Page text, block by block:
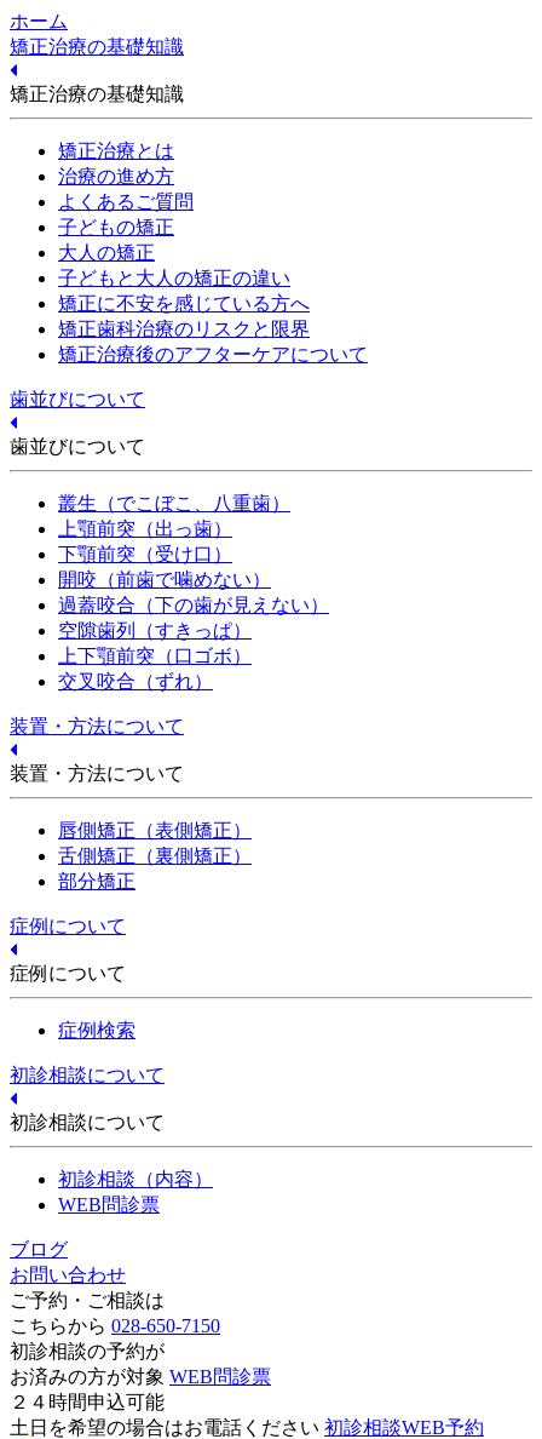
ホーム
矯正治療の基礎知識
矯正治療の基礎知識
矯正治療とは
治療の進め方
よくあるご質問
子どもの矯正
大人の矯正
子どもと大人の矯正の違い
矯正に不安を感じている方へ
矯正歯科治療のリスクと限界
矯正治療後のアフターケアについて
歯並びについて
歯並びについて
叢生（でこぼこ、八重歯）
上顎前突（出っ歯）
下顎前突（受け口）
開咬（前歯で噛めない）
過蓋咬合（下の歯が見えない）
空隙歯列（すきっぱ）
上下顎前突（口ゴボ）
交叉咬合（ずれ）
装置・方法について
装置・方法について
唇側矯正（表側矯正）
舌側矯正（裏側矯正）
部分矯正
症例について
症例について
症例検索
初診相談について
初診相談について
初診相談（内容）
WEB問診票
ブログ
お問い合わせ
ご予約・ご相談は
こちらから 028-650-7150
初診相談の予約が
お済みの方が対象 WEB問診票
２４時間申込可能
土日を希望の場合はお電話ください 初診相談WEB予約